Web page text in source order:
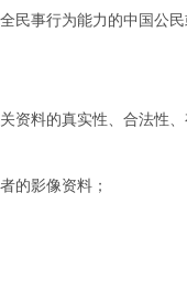
民事行为能力的中国公
资料的真实性、合法性、
的影像资料；